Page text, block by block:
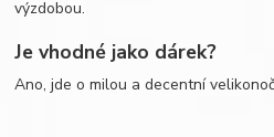
výzdobou.
Je vhodné jako dárek?
Ano, jde o milou a decentní